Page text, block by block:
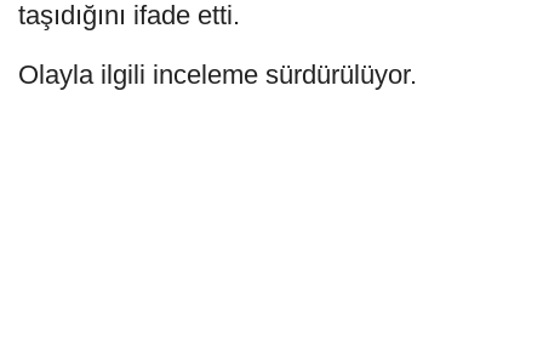
taşıdığını ifade etti.
Olayla ilgili inceleme sürdürülüyor.